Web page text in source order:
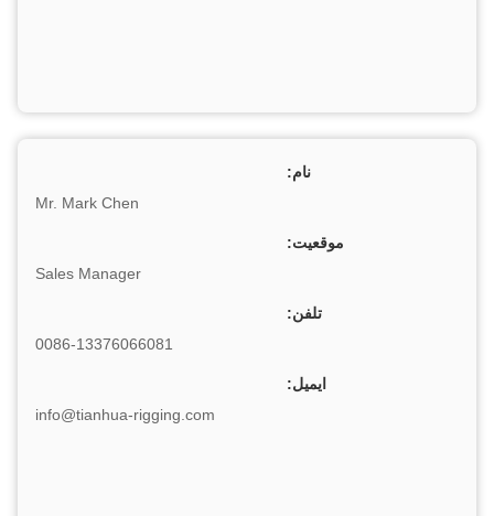
نام:
Mr. Mark Chen
موقعیت:
Sales Manager
تلفن:
0086-13376066081
ایمیل:
info@tianhua-rigging.com